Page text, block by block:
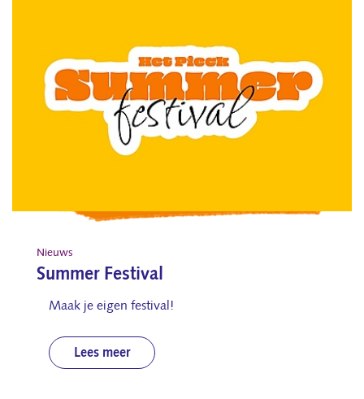
Nieuws
Summer Festival
Maak je eigen festival!
Lees meer